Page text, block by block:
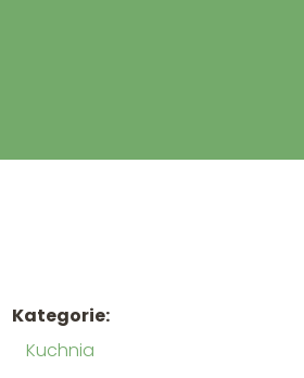
Kategorie:
Kuchnia